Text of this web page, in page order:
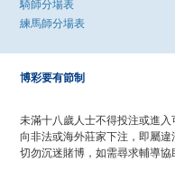
騎師分場表
練馬師分場表
博彩要有節制
未滿十八歲人士不得投注或進入
向非法或海外莊家下注，即屬違
切勿沉迷賭博，如需尋求輔導協